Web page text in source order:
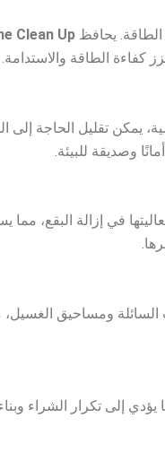
الطاقة. يحافظ Clean Up
الطاقة والاستدامة.
يمكن تقليل الحاجة إلى
وصديقة للبيئة.
في إزالة البقع، مما
ومساحيق
يؤدي إلى تكرار الشراء